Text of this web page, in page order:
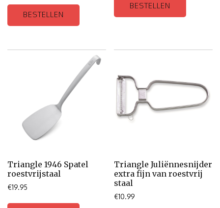
BESTELLEN
BESTELLEN
Triangle 1946 Spatel
roestvrijstaal
€19.95
Triangle Juliënnesnijder
extra fijn van roestvrij
staal
€10.99